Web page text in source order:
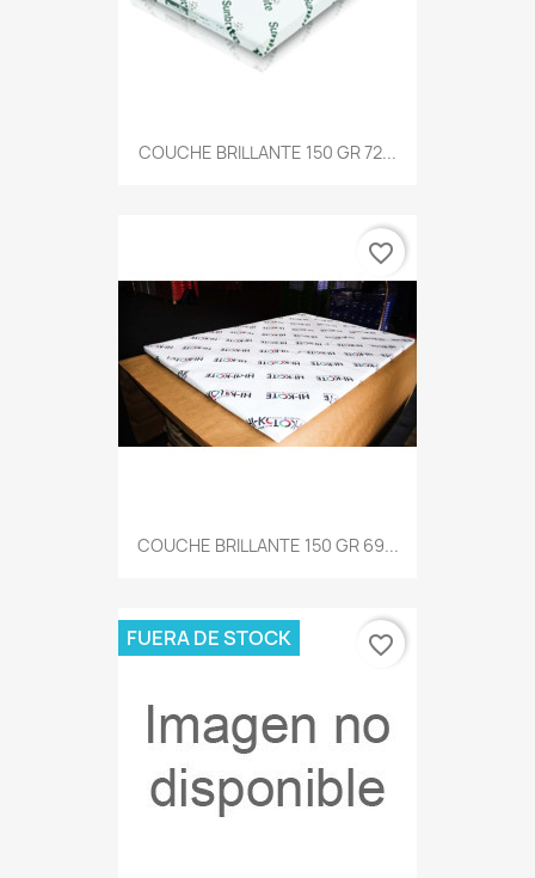
COUCHE BRILLANTE 150 GR 72...
COUCHE BRILLANTE 150 GR 69...
favorite_border
FUERA DE STOCK favorite_border